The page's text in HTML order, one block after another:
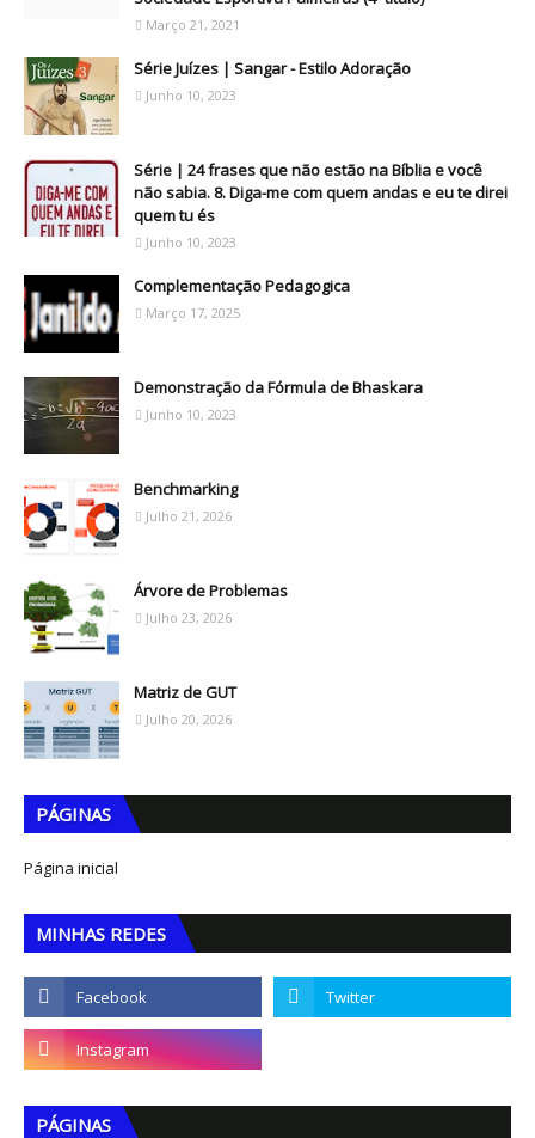
Março 21, 2021
Série Juízes | Sangar - Estilo Adoração
Junho 10, 2023
Série | 24 frases que não estão na Bíblia e você
não sabia. 8. Diga-me com quem andas e eu te direi
quem tu és
Junho 10, 2023
Complementação Pedagogica
Março 17, 2025
Demonstração da Fórmula de Bhaskara
Junho 10, 2023
Benchmarking
Julho 21, 2026
Árvore de Problemas
Julho 23, 2026
Matriz de GUT
Julho 20, 2026
PÁGINAS
Página inicial
MINHAS REDES
PÁGINAS